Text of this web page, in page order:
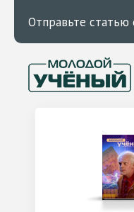
Отправьте статью